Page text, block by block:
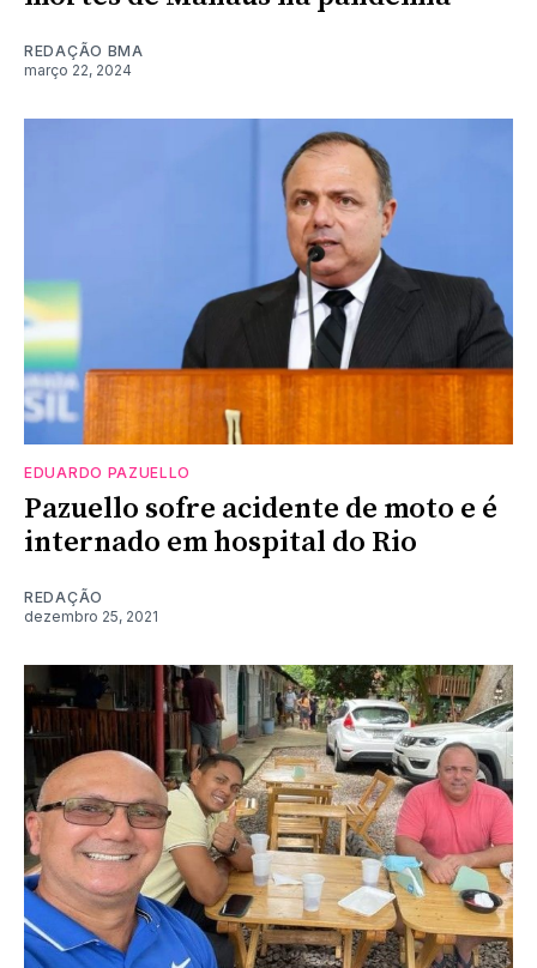
REDAÇÃO BMA
março 22, 2024
EDUARDO PAZUELLO
Pazuello sofre acidente de moto e é
internado em hospital do Rio
REDAÇÃO
dezembro 25, 2021